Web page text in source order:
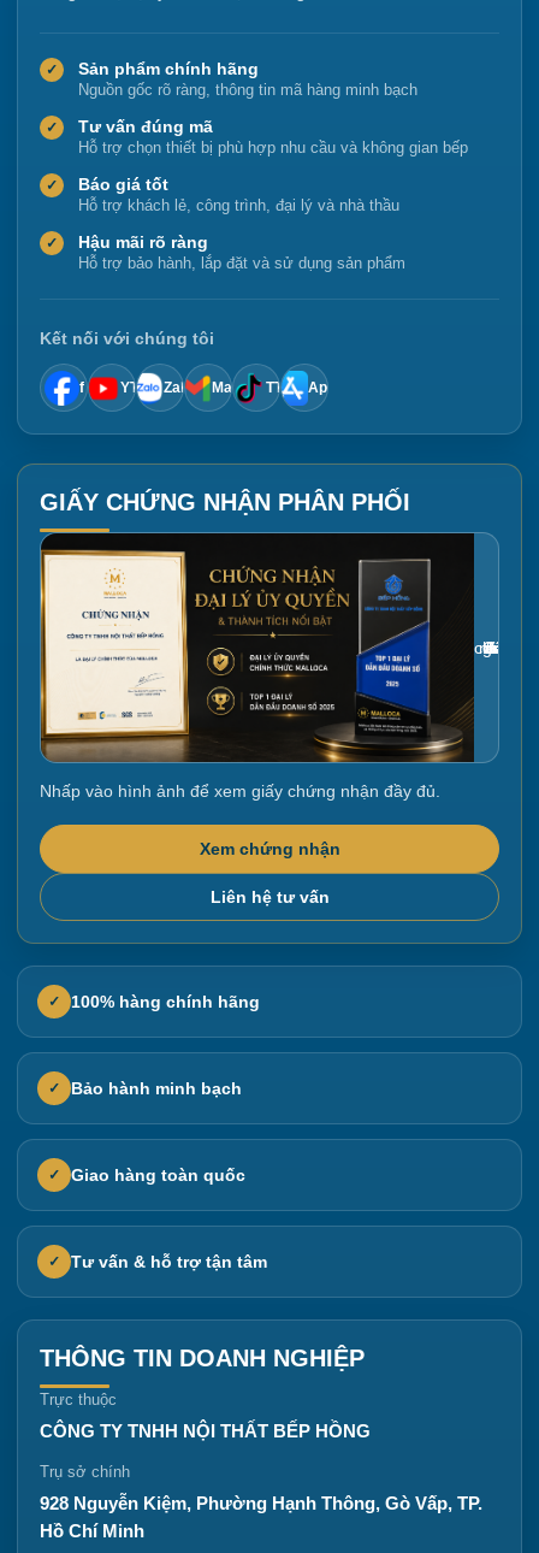
✓ Sản phẩm chính hãng
Nguồn gốc rõ ràng, thông tin mã hàng minh bạch
✓ Tư vấn đúng mã
Hỗ trợ chọn thiết bị phù hợp nhu cầu và không gian bếp
✓ Báo giá tốt
Hỗ trợ khách lẻ, công trình, đại lý và nhà thầu
✓ Hậu mãi rõ ràng
Hỗ trợ bảo hành, lắp đặt và sử dụng sản phẩm
Kết nối với chúng tôi
f YT Zalo Mail TT App
GIẤY CHỨNG NHẬN PHÂN PHỐI
Gắn link ảnh giấy chứng nhận tại đây
Nhấp vào hình ảnh để xem giấy chứng nhận đầy đủ.
Xem chứng nhận
Liên hệ tư vấn
✓ 100% hàng chính hãng
✓ Bảo hành minh bạch
✓ Giao hàng toàn quốc
✓ Tư vấn & hỗ trợ tận tâm
THÔNG TIN DOANH NGHIỆP
Trực thuộc
CÔNG TY TNHH NỘI THẤT BẾP HỒNG
Trụ sở chính
928 Nguyễn Kiệm, Phường Hạnh Thông, Gò Vấp, TP.
Hồ Chí Minh